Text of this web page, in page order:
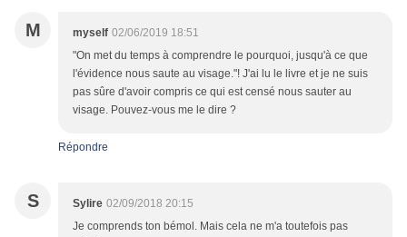
M myself 02/06/2019 18:51
"On met du temps à comprendre le pourquoi, jusqu'à ce que
l'évidence nous saute au visage."! J'ai lu le livre et je ne suis
pas sûre d'avoir compris ce qui est censé nous sauter au
visage. Pouvez-vous me le dire ?
Répondre
S Sylire 02/09/2018 20:15
Je comprends ton bémol. Mais cela ne m'a toutefois pas